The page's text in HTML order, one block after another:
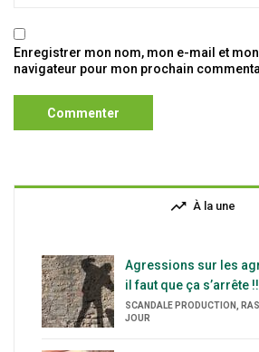
Enregistrer mon nom, mon e-mail et
navigateur pour mon prochain
trending_up À la une
Agressions sur les
il faut que ça s’arrête !!
SCANDALE PRODUCTION,
JOUR